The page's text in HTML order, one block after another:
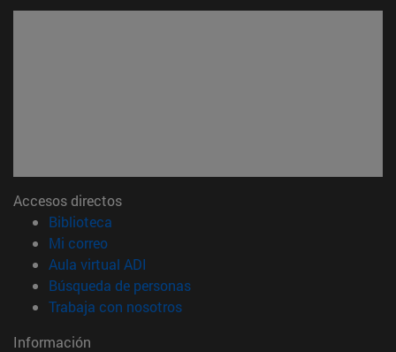
Accesos directos
Biblioteca
Mi correo(abre en nueva ventana)
Aula virtual ADI
Búsqueda de personas(abre en nueva ventana)
Trabaja con nosotros(abre en nueva ventana)
Información